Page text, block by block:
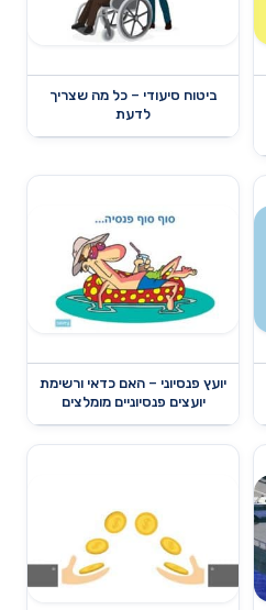
ביטוח סיעודי – כל מה שצריך
לדעת
יועץ פנסיוני – האם כדאי ורשימת
יועצים פנסיוניים מומלצים